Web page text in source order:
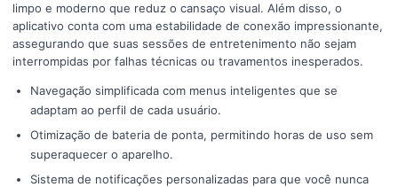
limpo e moderno que reduz o cansaço visual. Além disso, o
aplicativo conta com uma estabilidade de conexão impressionante,
assegurando que suas sessões de entretenimento não sejam
interrompidas por falhas técnicas ou travamentos inesperados.
Navegação simplificada com menus inteligentes que se
adaptam ao perfil de cada usuário.
Otimização de bateria de ponta, permitindo horas de uso sem
superaquecer o aparelho.
Sistema de notificações personalizadas para que você nunca